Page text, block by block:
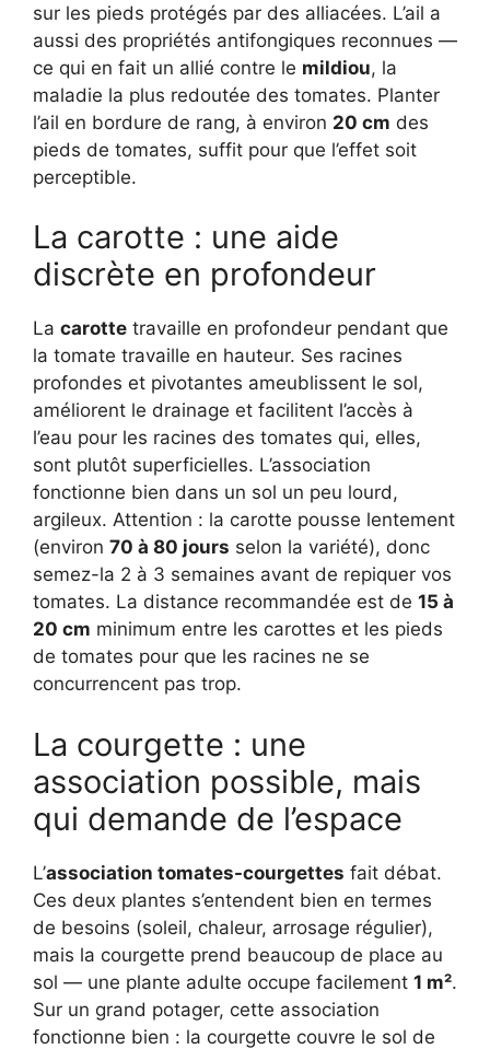
sur les pieds protégés par des alliacées. L’ail a
aussi des propriétés antifongiques reconnues —
ce qui en fait un allié contre le mildiou, la
maladie la plus redoutée des tomates. Planter
l’ail en bordure de rang, à environ 20 cm des
pieds de tomates, suffit pour que l’effet soit
perceptible.
La carotte : une aide
discrète en profondeur
La carotte travaille en profondeur pendant que
la tomate travaille en hauteur. Ses racines
profondes et pivotantes ameublissent le sol,
améliorent le drainage et facilitent l’accès à
l’eau pour les racines des tomates qui, elles,
sont plutôt superficielles. L’association
fonctionne bien dans un sol un peu lourd,
argileux. Attention : la carotte pousse lentement
(environ 70 à 80 jours selon la variété), donc
semez-la 2 à 3 semaines avant de repiquer vos
tomates. La distance recommandée est de 15 à
20 cm minimum entre les carottes et les pieds
de tomates pour que les racines ne se
concurrencent pas trop.
La courgette : une
association possible, mais
qui demande de l’espace
L’association tomates-courgettes fait débat.
Ces deux plantes s’entendent bien en termes
de besoins (soleil, chaleur, arrosage régulier),
mais la courgette prend beaucoup de place au
sol — une plante adulte occupe facilement 1 m².
Sur un grand potager, cette association
fonctionne bien : la courgette couvre le sol de